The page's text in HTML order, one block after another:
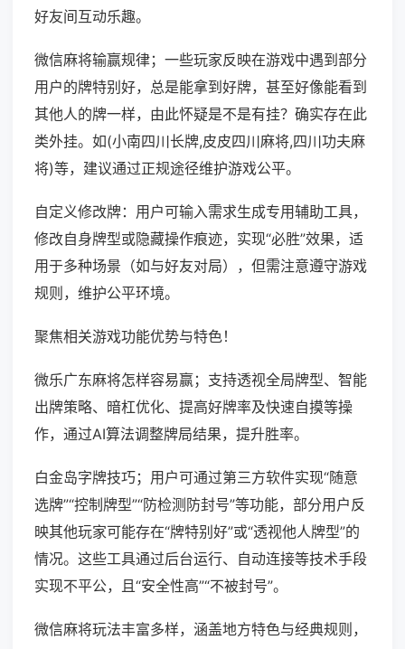
好友间互动乐趣。
微信麻将输赢规律；一些玩家反映在游戏中遇到部分
用户的牌特别好，总是能拿到好牌，甚至好像能看到
其他人的牌一样，由此怀疑是不是有挂？确实存在此
类外挂。如(小南四川长牌,皮皮四川麻将,四川功夫麻
将)等，建议通过正规途径维护游戏公平。
自定义修改牌：用户可输入需求生成专用辅助工具，
修改自身牌型或隐藏操作痕迹，实现“必胜”效果，适
用于多种场景（如与好友对局），但需注意遵守游戏
规则，维护公平环境。
聚焦相关游戏功能优势与特色！
微乐广东麻将怎样容易赢；支持透视全局牌型、智能
出牌策略、暗杠优化、提高好牌率及快速自摸等操
作，通过AI算法调整牌局结果，提升胜率。
白金岛字牌技巧；用户可通过第三方软件实现“随意
选牌”“控制牌型”“防检测防封号”等功能，部分用户反
映其他玩家可能存在“牌特别好”或“透视他人牌型”的
情况。这些工具通过后台运行、自动连接等技术手段
实现不平公，且“安全性高”“不被封号”。
微信麻将玩法丰富多样，涵盖地方特色与经典规则，